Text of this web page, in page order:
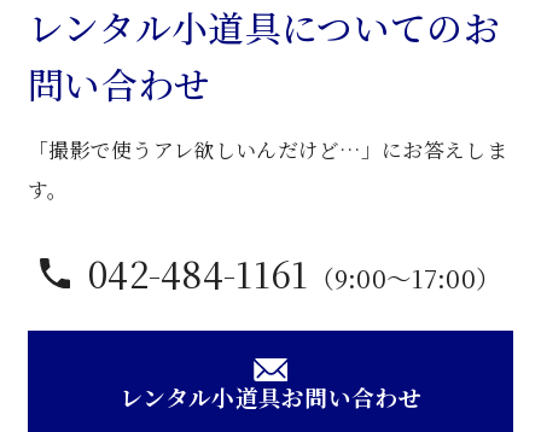
レンタル小道具についてのお
問い合わせ
「撮影で使うアレ欲しいんだけど…」にお答えしま
す。
042-484-1161 （9:00〜17:00）
レンタル小道具お問い合わせ